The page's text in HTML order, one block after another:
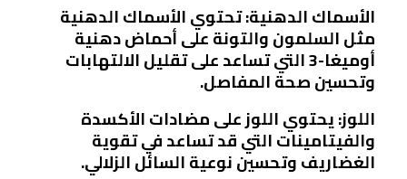
الأسماك الدهنية: تحتوي الأسماك الدهنية
مثل السلمون والتونة على أحماض دهنية
أوميغا-3 التي تساعد على تقليل الالتهابات
وتحسين صحة المفاصل.
اللوز: يحتوي اللوز على مضادات الأكسدة
والفيتامينات التي قد تساعد في تقوية
الغضاريف وتحسين نوعية السائل الزلالي.